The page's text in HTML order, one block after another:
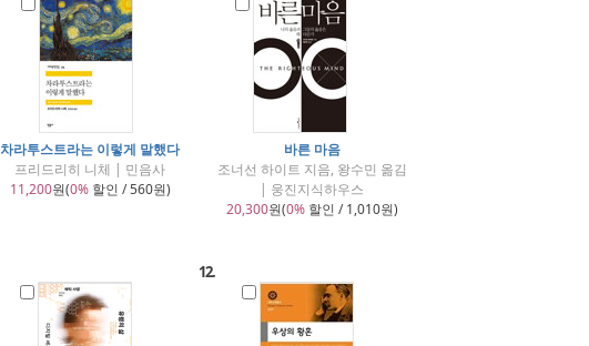
차라투스트라는 이렇게 말했다
프리드리히 니체 | 민음사
11,200원(0%할인 / 560원)
바른 마음
조너선 하이트 지음, 왕수민 옮김
| 웅진지식하우스
20,300원(0%할인 / 1,010원)
12.